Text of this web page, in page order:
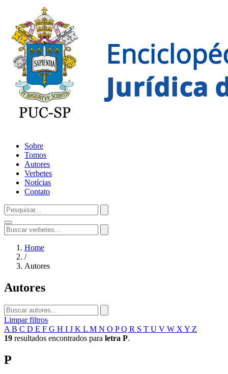
Sobre
Tomos
Autores
Verbetes
Notícias
Contato
Home
/
Autores
Autores
Limpar filtros
A B C D E F G H I J K L M N O PQ R S T U V W X Y Z
19 resultados encontrados para letra P.
P